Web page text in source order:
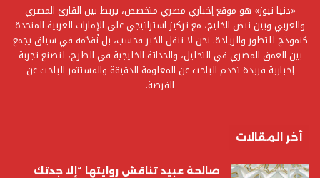
«دنيا نيوز» هو موقع إخباري مصري متخصص، يربط بين القارئ المصري
والعربي وبين نبض الخليج، مع تركيز استراتيجي على الإمارات العربية المتحدة
كنموذج للتطور والريادة. نحن لا ننقل الخبر فحسب، بل نُقدّمه في سياق يجمع
بين العمق المصري في التحليل، والحداثة الخليجية في الطرح، لنصنع تجربة
إخبارية فريدة تخدم الباحث عن المعلومة الدقيقة والمستثمر الباحث عن
الفرصة.
أخر المقالات
صالحة عبيد تناقش روايتها “إلا جدتك